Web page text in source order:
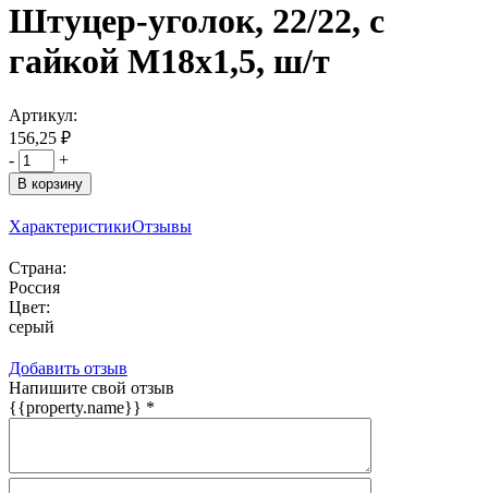
Штуцер-уголок, 22/22, с
гайкой М18х1,5, ш/т
Артикул:
156,25 ₽
-
+
В корзину
ХарактеристикиОтзывы
Страна:
Россия
Цвет:
серый
Добавить отзыв
Напишите свой отзыв
{{property.name}} *